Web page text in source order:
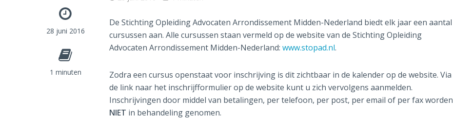
28 juni 2016
1 minuten
De Stichting Opleiding Advocaten Arrondissement Midden-Nederland biedt elk jaar een aantal
cursussen aan. Alle cursussen staan vermeld op de website van de Stichting Opleiding
Advocaten Arrondissement Midden-Nederland: www.stopad.nl.
Zodra een cursus openstaat voor inschrijving is dit zichtbaar in de kalender op de website. Via
de link naar het inschrijfformulier op de website kunt u zich vervolgens aanmelden.
Inschrijvingen door middel van betalingen, per telefoon, per post, per email of per fax worden
NIET in behandeling genomen.